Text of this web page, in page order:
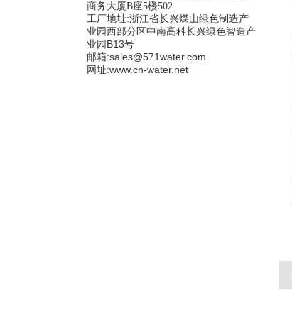
商务大厦B座5楼502
工厂地址:浙江省长兴煤山绿色制造产
业园西部分区中南高科长兴绿色智造产
业园B13号
邮箱:sales@571water.com
网址:www.cn-water.net